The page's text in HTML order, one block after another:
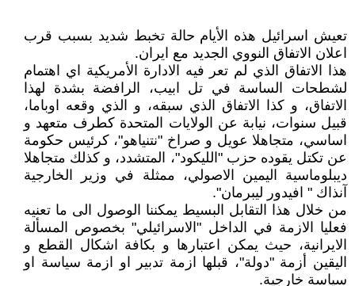
تعيش اسرائيل هذه الأيام حالة تخبط شديد بسبب قرب
اعلان الاتفاق النووي الجديد مع ايران.
هذا الاتفاق الذي لم تعر فيه الادارة الأمريكية اي اهتمام
لشطحات الساسة في تل ابيب، الرافضة بشدة لهذا
الاتفاق، و كذا الاتفاق الذي سبقه، و الذي وقعه اوباما،
قبيل سنوات، نيابة عن الولايات المتحدة كطرف متعهد و
اساسي، متجاهلا عويل و صراخ "نتنياهو"، كرئيس حكومة
عن تكتل يقوده حزب "الليكود"، المتشدد، و كذلك متجاهلا
ديبلوماسية اليمين الاصولي، ممثلة في وزير الخارجية
آنذاك " افيدور ليبرمان".
من خلال هذا التقابل البسيط يمكننا الوصول الى ما تعنيه
فعليا الازمة في الداخل "الاسرائيلي" بخصوص المسألة
الايرانية، حيث يمكن اعتبارها و بكافة اشكال القطع و
اليقين أزمة "دولة"، قبلها ازمة تدبير او ازمة سياسة او
سياسة خارجية.